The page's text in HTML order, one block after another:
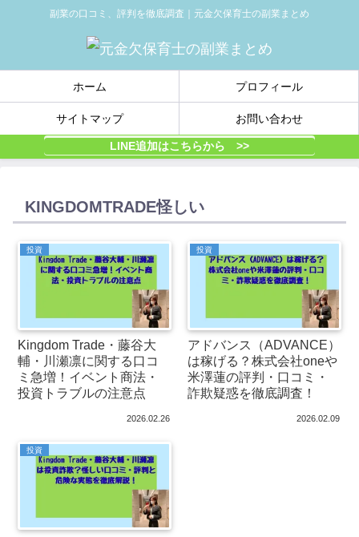
副業の口コミ、評判を徹底調査｜元金欠保育士の副業まとめ
ホーム プロフィール
サイトマップ お問い合わせ
LINE追加はこちらから >>
KINGDOMTRADE怪しい
投資
Kingdom Trade・藤谷大
輔・川瀬凛に関する口コ
ミ急増！イベント商法・
投資トラブルの注意点
2026.02.26
投資
アドバンス（ADVANCE）
は稼げる？株式会社oneや
米澤蓮の評判・口コミ・
詐欺疑惑を徹底調査！
2026.02.09
投資